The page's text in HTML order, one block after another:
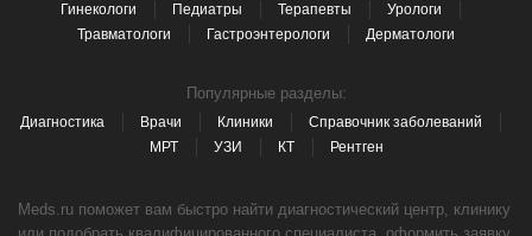
Гинекологи Педиатры Терапевты
Урологи
Травматологи
Гастроэнтерологи Дерматологи
Популярные разделы:
Диагностика Врачи Клиники
Справочник заболеваний
МРТ
УЗИ КТ Рентген
Meds.ru поможет вам быстро найти диагностический центр, клинику